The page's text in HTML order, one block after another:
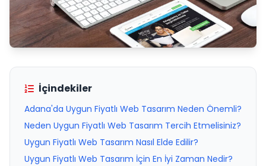
İçindekiler
Adana'da Uygun Fiyatlı Web Tasarım Neden Önemli?
Neden Uygun Fiyatlı Web Tasarım Tercih Etmelisiniz?
Uygun Fiyatlı Web Tasarım Nasıl Elde Edilir?
Uygun Fiyatlı Web Tasarım İçin En İyi Zaman Nedir?